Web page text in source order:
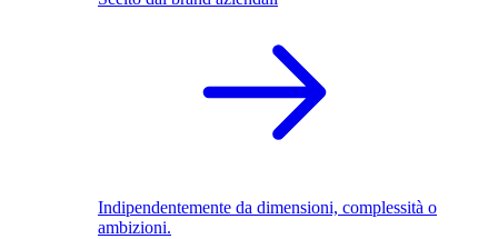
Indipendentemente da dimensioni, complessità o
ambizioni.